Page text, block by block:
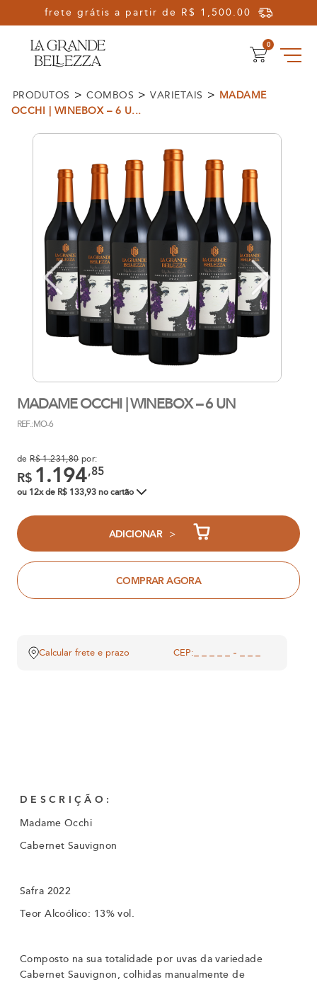
Olá, Seja Bem-vindo!
0
PRODUTOS > COMBOS > VARIETAIS > MADAME
OCCHI | WINEBOX – 6 U...
MADAME OCCHI | WINEBOX – 6 UN
REF.: MO-6
deR$ 1.231,80por:
R$ 1.194,85
ou 12x de R$ 133,93 no cartão
ADICIONAR>
COMPRAR AGORA
Calcular frete e prazo CEP:
DESCRIÇÃO:
Madame Occhi
Cabernet Sauvignon
Safra 2022
Teor Alcoólico: 13% vol.
Composto na sua totalidade por uvas da variedade
Cabernet Sauvignon, colhidas manualmente de